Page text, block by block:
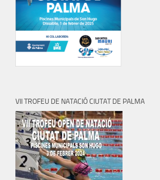
VII TROFEU DE NATACIÓ CIUTAT DE PALMA